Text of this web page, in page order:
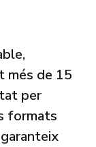
més de 15
per
formats